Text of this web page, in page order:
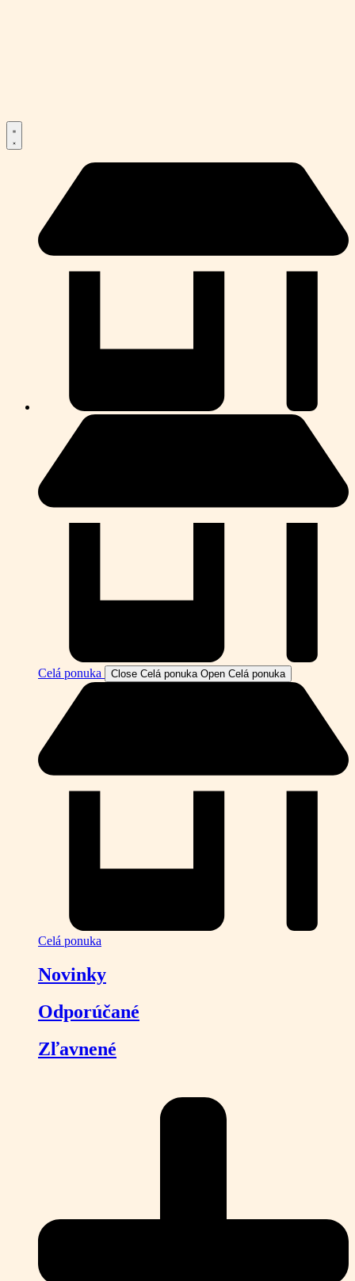
Celá ponuka Close Celá ponuka Open Celá ponuka
Celá ponuka
Novinky
Odporúčané
Zľavnené